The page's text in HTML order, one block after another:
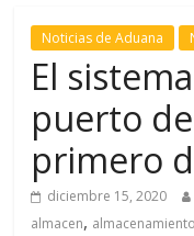
Noticias de Aduana
El
puerto
primero
diciembre 15, 2020
almacen, almacenamiento